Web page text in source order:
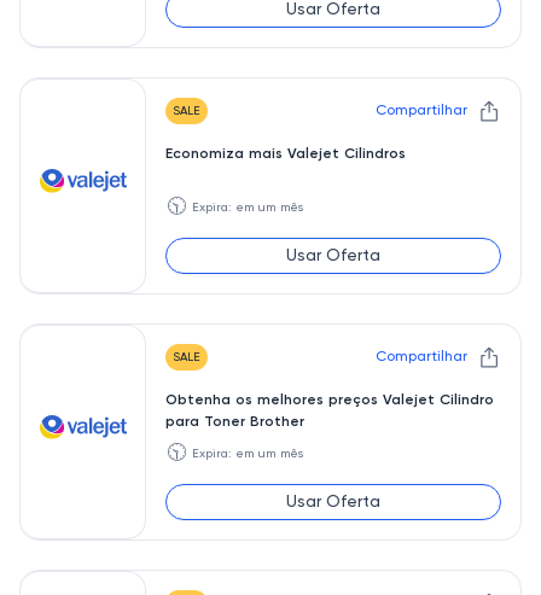
Usar Oferta
SALE Compartilhar
Economiza mais Valejet Cilindros
🕥 Expira: em um mês
Usar Oferta
SALE Compartilhar
Obtenha os melhores preços Valejet Cilindro
para Toner Brother
🕥 Expira: em um mês
Usar Oferta